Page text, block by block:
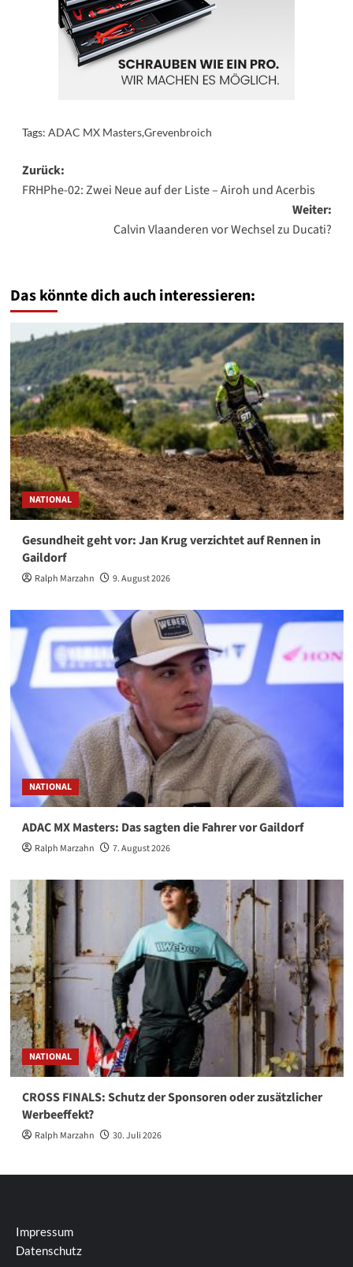
Tags: ADAC MX Masters,Grevenbroich
Beitragsnavigation
Zurück:
FRHPhe-02: Zwei Neue auf der Liste – Airoh und Acerbis
Weiter:
Calvin Vlaanderen vor Wechsel zu Ducati?
Das könnte dich auch interessieren:
NATIONAL
Gesundheit geht vor: Jan Krug verzichtet auf Rennen in
Gaildorf
Ralph Marzahn 9. August 2026
NATIONAL
ADAC MX Masters: Das sagten die Fahrer vor Gaildorf
Ralph Marzahn 7. August 2026
NATIONAL
CROSS FINALS: Schutz der Sponsoren oder zusätzlicher
Werbeeffekt?
Ralph Marzahn 30. Juli 2026
Impressum
Datenschutz